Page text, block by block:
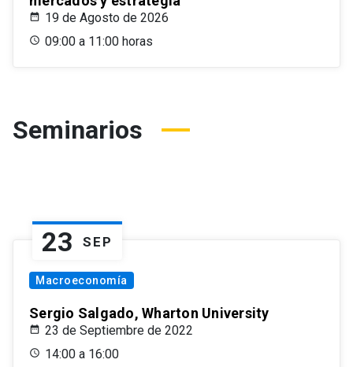
19 de Agosto de 2026
09:00 a 11:00 horas
Seminarios
23 SEP
Macroeconomía
Sergio Salgado, Wharton University
23 de Septiembre de 2022
14:00 a 16:00